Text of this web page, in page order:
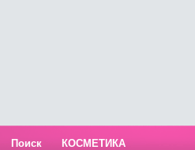
Поиск КОСМЕТИКА